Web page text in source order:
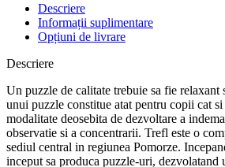
Descriere
Informații suplimentare
Opțiuni de livrare
Descriere
Un puzzle de calitate trebuie sa fie relaxant
unui puzzle constitue atat pentru copii cat
modalitate deosebita de dezvoltare a
observatie si a concentrarii. Trefl este o
sediul central in regiunea Pomorze.
inceput sa produca puzzle-uri, dezvolatand